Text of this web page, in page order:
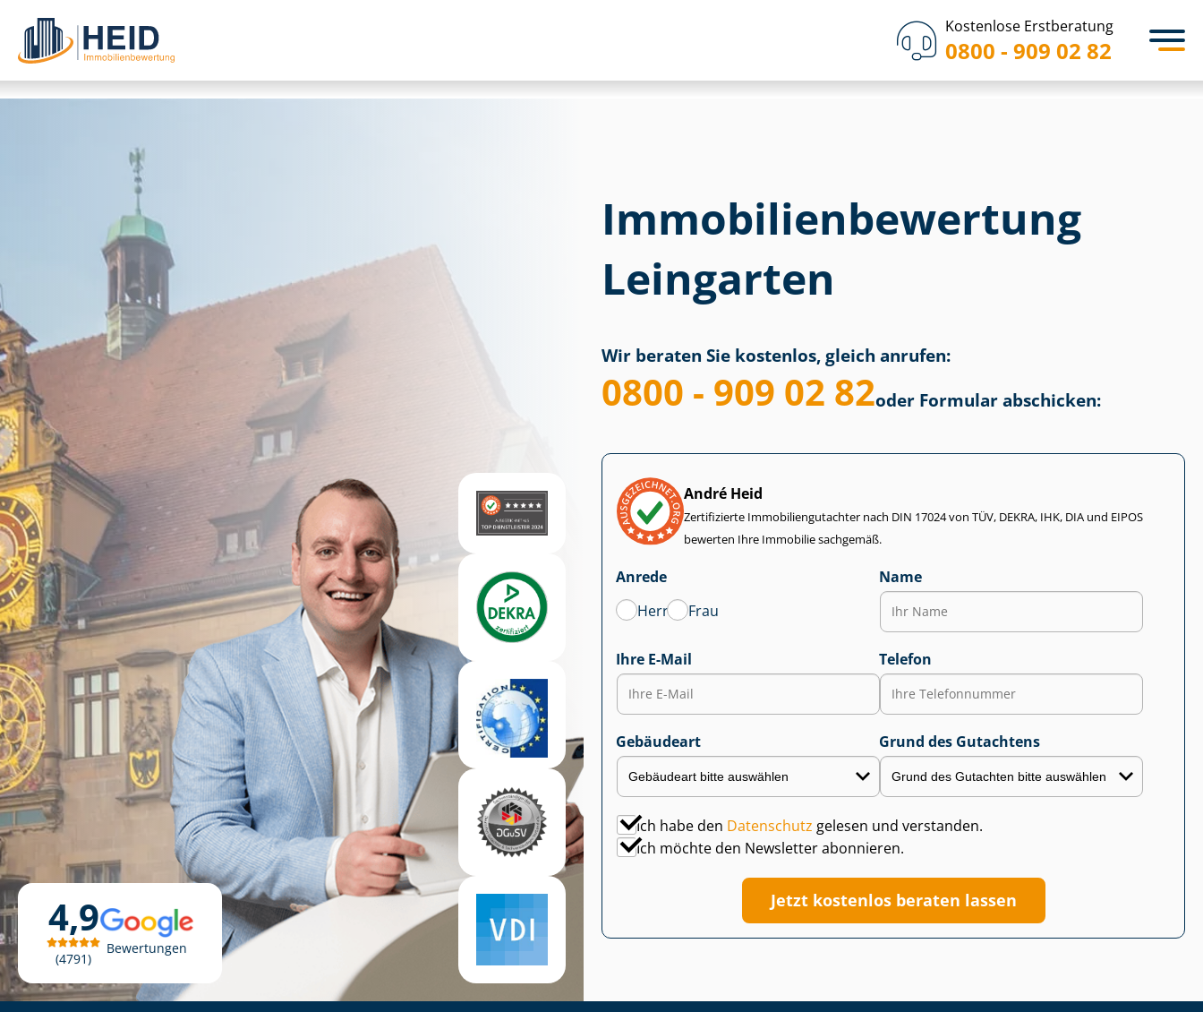
Kostenlose Erstberatung
0800 - 909 02 82
4,9
4791
Bewertungen
Immobilien­bewertung
Leingarten
Wir beraten Sie kostenlos, gleich anrufen:
0800 - 909 02 82oder Formular abschicken:
André Heid
Zertifizierte Im­mo­bi­li­en­gut­ach­ter nach DIN 17024 von TÜV, DEKRA, IHK, DIA und EIPOS
bewerten Ihre Immobilie sachgemäß.
Anrede
Herr
Frau
Name
Ihre E-Mail Telefon
Gebäudeart Grund des Gutachtens
Ich habe den Datenschutz gelesen und verstanden.
Ich möchte den Newsletter abonnieren.
Jetzt kostenlos beraten lassen